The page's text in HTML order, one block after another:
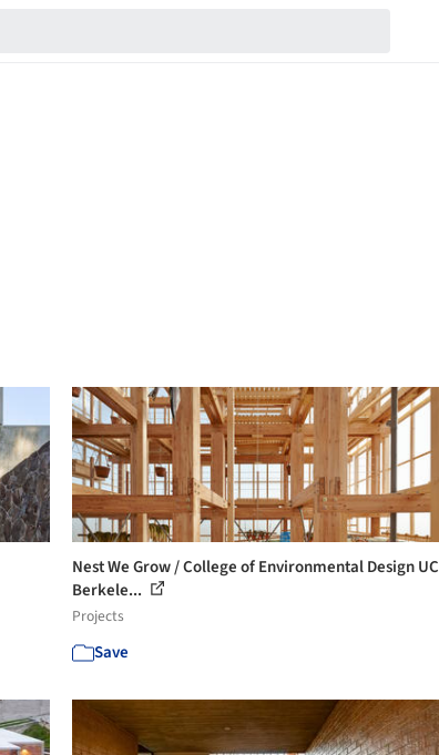
Nest We Grow / College of Environmental Design UC
Berkele...
Projects
Save